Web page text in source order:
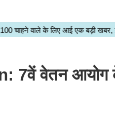
7वें वेतन आयोग